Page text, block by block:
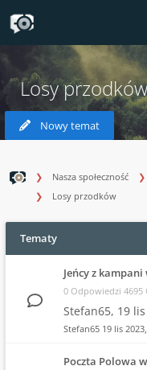
Losy przodków
Nowy temat
Nasza społeczność
Losy przodków
Tematy
Jeńcy z
0 Odpowiedzi 4695
Stefan65, 19
Stefan65 19 lis
Poczta Polowa